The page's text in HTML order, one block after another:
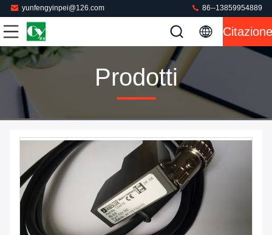
yunfengyinpei@126.com 86--13859954889
Citazione
Prodotti